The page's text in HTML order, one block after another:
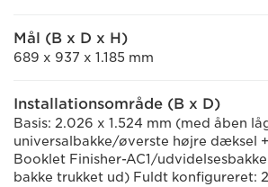
Mål (B x D x H)
689 x 937 x 1.185 mm
Installationsområde (B x D)
Basis: 2.026 x 1.524 mm (med åben
universalbakke/øverste højre dæksel +
Booklet Finisher-AC1/
bakke trukket ud) Fuldt konfigureret: